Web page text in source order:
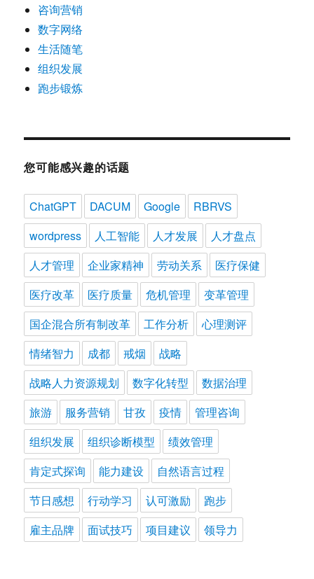
咨询营销
数字网络
生活随笔
组织发展
跑步锻炼
您可能感兴趣的话题
ChatGPT DACUM Google
RBRVS
wordpress
人工智能 人才发展
人才盘点
人才管理
企业家精神 劳动关系
医疗保健
医疗改革
医疗质量 危机管理
变革管理
国企混合所有制改革
工作分析
心理测评
情绪智力
成都 戒烟
战略
战略人力资源规划
数字化转型
数据治理
旅游
服务营销 甘孜 疫情
管理咨询
组织发展
组织诊断模型
绩效管理
肯定式探询
能力建设
自然语言过程
节日感想
行动学习 认可激励
跑步
雇主品牌
面试技巧 项目建议 领导力